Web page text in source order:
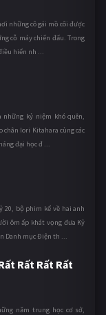
những cô gái mồ côi được
cỗ máy chiến đấu. Trong
hiển nh ...
kỷ niệm khó quên,
chân Iori Kitahara cùng các
đại học đ ...
20, bộ phim kể về hai anh
ôm ấp khát vọng đưa Kỷ
Danh mục Điện th ...
Rất Rất Rất
năm trung học cơ sở,